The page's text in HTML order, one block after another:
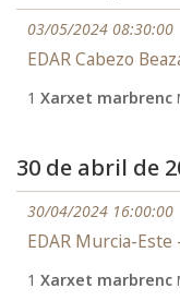
03/05/2024 08:30:00
EDAR Cabezo
1 Xarxet marbrenc
30 de abril de
30/04/2024 16:00:00
EDAR Murcia-Este
1 Xarxet marbrenc